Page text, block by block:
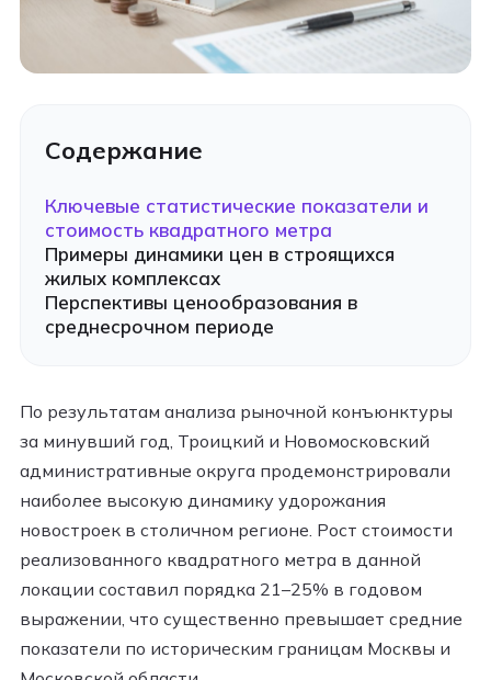
Содержание
Ключевые статистические показатели и
стоимость квадратного метра
Примеры динамики цен в строящихся
жилых комплексах
Перспективы ценообразования в
среднесрочном периоде
По результатам анализа рыночной конъюнктуры
за минувший год, Троицкий и Новомосковский
административные округа продемонстрировали
наиболее высокую динамику удорожания
новостроек в столичном регионе. Рост стоимости
реализованного квадратного метра в данной
локации составил порядка 21–25% в годовом
выражении, что существенно превышает средние
показатели по историческим границам Москвы и